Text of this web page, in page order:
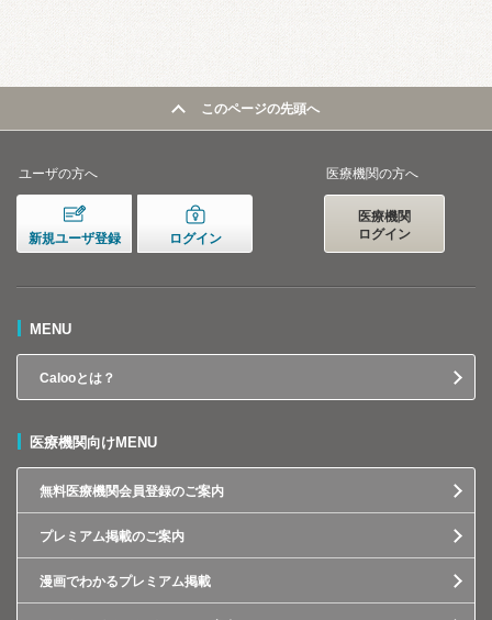
このページの先頭へ
ユーザの方へ
新規ユーザ登録 ログイン
医療機関の方へ
医療機関
ログイン
MENU
Calooとは？
医療機関向けMENU
無料医療機関会員登録のご案内
プレミアム掲載のご案内
漫画でわかるプレミアム掲載